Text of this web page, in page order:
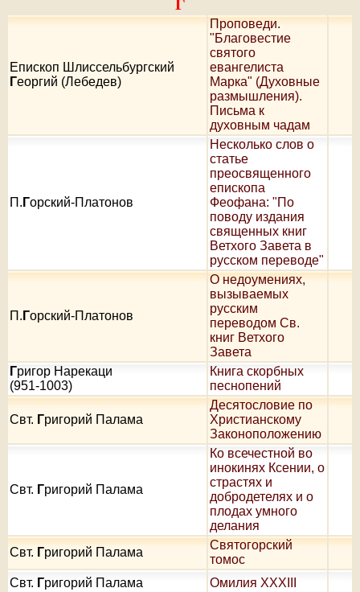
Г
Епископ Шлиссельбургский
Георгий (Лебедев)
Проповеди.
"Благовестие
святого
евангелиста
Марка" (Духовные
размышления).
Письма к
духовным чадам
П. Горский-Платонов
Несколько слов о
статье
преосвященного
епископа
Феофана: "По
поводу издания
священных книг
Ветхого Завета в
русском переводе"
П. Горский-Платонов
О недоумениях,
вызываемых
русским
переводом Св.
книг Ветхого
Завета
Григор Нарекаци
(951-1003)
Книга скорбных
песнопений
Свт. Григорий Палама
Десятословие по
Христианскому
Законоположению
Свт. Григорий Палама
Ко всечестной во
инокинях Ксении, о
страстях и
добродетелях и о
плодах умного
делания
Свт. Григорий Палама
Святогорский
томос
Свт. Григорий Палама Омилия XXXIII